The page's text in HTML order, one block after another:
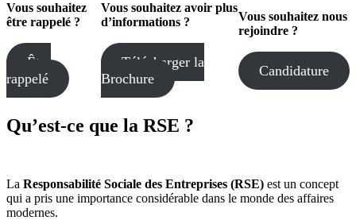
Vous souhaitez
être rappelé ?
Être
rappelé
Vous souhaitez avoir plus
d’informations ?
Télécharger la
Brochure
Vous souhaitez nous
rejoindre ?
Candidature
Qu’est-ce que la RSE ?
La Responsabilité Sociale des Entreprises (RSE) est un concept
qui a pris une importance considérable dans le monde des affaires
modernes.